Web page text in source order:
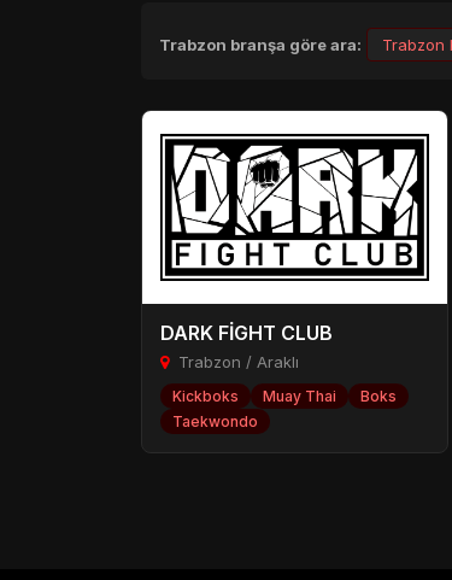
Trabzon branşa göre ara: Trabzon
DARK FİGHT CLUB
Trabzon / Araklı
Kickboks Muay Thai
Boks
Taekwondo